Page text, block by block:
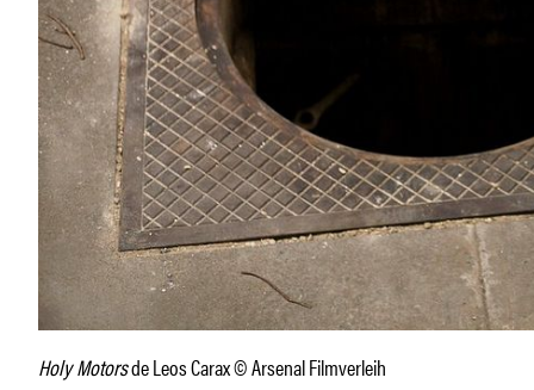
Holy Motorsde Leos Carax © Arsenal Filmverleih